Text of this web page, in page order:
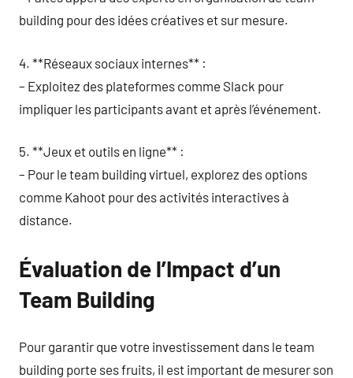
building pour des idées créatives et sur mesure.
4. **Réseaux sociaux internes** :
– Exploitez des plateformes comme Slack pour
impliquer les participants avant et après l’événement.
5. **Jeux et outils en ligne** :
– Pour le team building virtuel, explorez des options
comme Kahoot pour des activités interactives à
distance.
Évaluation de l’Impact d’un
Team Building
Pour garantir que votre investissement dans le team
building porte ses fruits, il est important de mesurer son